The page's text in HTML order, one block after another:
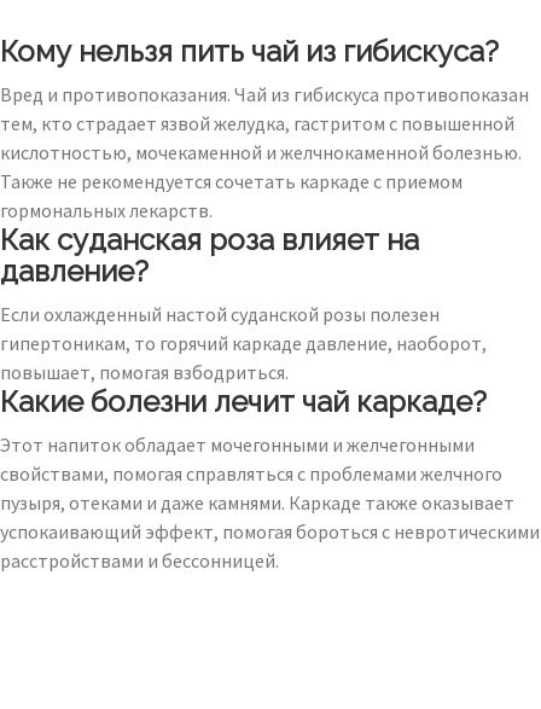
Кому нельзя пить чай из гибискуса?
Вред и противопоказания. Чай из гибискуса противопоказан
тем, кто страдает язвой желудка, гастритом с повышенной
кислотностью, мочекаменной и желчнокаменной болезнью.
Также не рекомендуется сочетать каркаде с приемом
гормональных лекарств.
Как суданская роза влияет на
давление?
Если охлажденный настой суданской розы полезен
гипертоникам, то горячий каркаде давление, наоборот,
повышает, помогая взбодриться.
Какие болезни лечит чай каркаде?
Этот напиток обладает мочегонными и желчегонными
свойствами, помогая справляться с проблемами желчного
пузыря, отеками и даже камнями. Каркаде также оказывает
успокаивающий эффект, помогая бороться с невротическими
расстройствами и бессонницей.